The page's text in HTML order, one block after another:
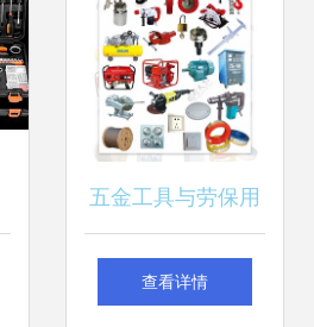
五金工具与劳保用
品 安全生产的双重
查看详情